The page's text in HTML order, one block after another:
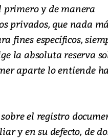
primero y de manera
privados, que nada
fines específicos,
la absoluta reserva
aparte lo entiende
el registro
y en su defecto, de